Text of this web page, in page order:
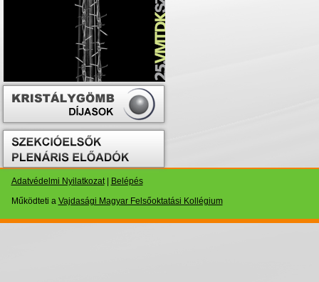
Adatvédelmi Nyilatkozat|
Belépés
Működteti a Vajdasági Magyar Felsőoktatási Kollégium